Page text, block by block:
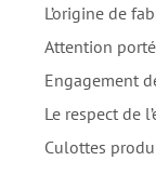
L’origine de
Attention
Engagement
Le respect de
Culottes